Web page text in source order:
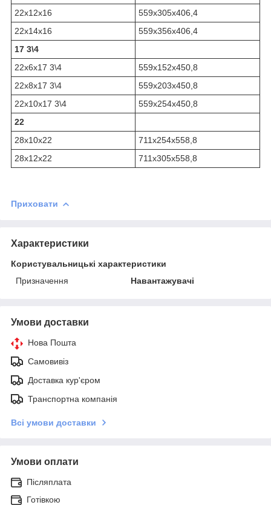
22x12x16
559x305x406,4
22x14x16
559x356x406,4
17 3\4
22x6x17 3\4
559х152х450,8
22x8x17 3\4
559х203х450,8
22x10x17 3\4
559х254х450,8
22
28x10x22
711х254х558,8
28x12x22
711х305х558,8
Приховати
Характеристики
Користувальницькі характеристики
Призначення
Навантажувачі
Умови доставки
Нова Пошта
Самовивіз
Доставка кур'єром
Транспортна компанія
Всі умови доставки
Умови оплати
Післяплата
Готівкою